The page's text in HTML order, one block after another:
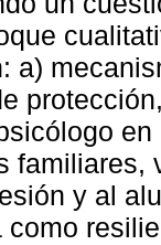
a)
y al
como